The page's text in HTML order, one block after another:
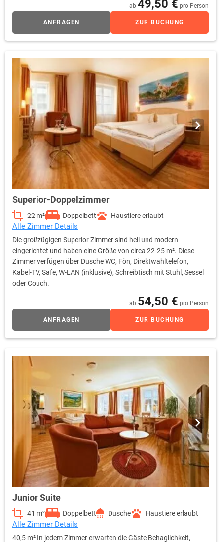
ab 49,50 € pro Person
ANFRAGEN ZUR BUCHUNG
Superior-Doppelzimmer
22 m² Doppelbett Haustiere erlaubt
Alle Zimmer Details
Die großzügigen Superior Zimmer sind hell und modern
eingerichtet und haben eine Größe von circa 22-25 m². Diese
Zimmer verfügen über Dusche WC, Fön, Direktwahltelefon,
Kabel-TV, Safe, W-LAN (inklusive), Schreibtisch mit Stuhl, Sessel
oder Couch.
ab 54,50 € pro Person
ANFRAGEN ZUR BUCHUNG
Junior Suite
41 m² Doppelbett Dusche Haustiere erlaubt
Alle Zimmer Details
40,5 m² In jedem Zimmer erwarten die Gäste Behaglichkeit,